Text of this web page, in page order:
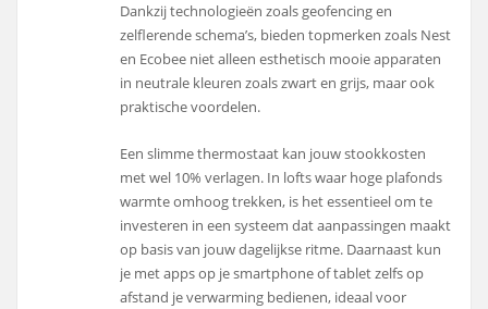
Dankzij technologieën zoals geofencing en
zelflerende schema’s, bieden topmerken zoals Nest
en Ecobee niet alleen esthetisch mooie apparaten
in neutrale kleuren zoals zwart en grijs, maar ook
praktische voordelen.
Een slimme thermostaat kan jouw stookkosten
met wel 10% verlagen. In lofts waar hoge plafonds
warmte omhoog trekken, is het essentieel om te
investeren in een systeem dat aanpassingen maakt
op basis van jouw dagelijkse ritme. Daarnaast kun
je met apps op je smartphone of tablet zelfs op
afstand je verwarming bedienen, ideaal voor